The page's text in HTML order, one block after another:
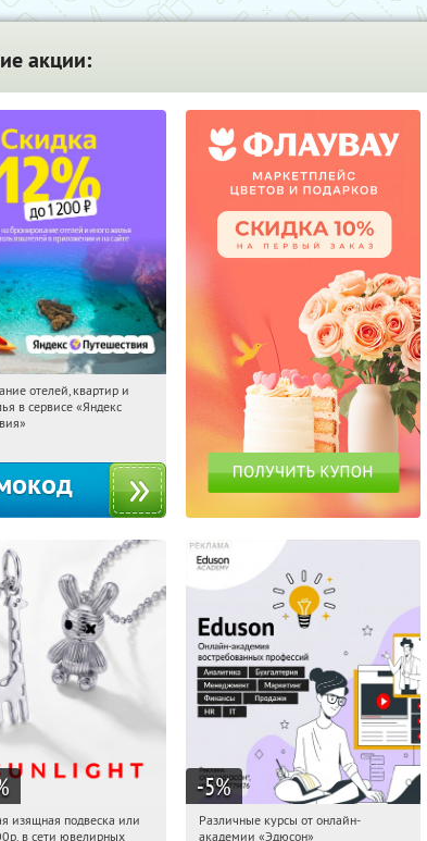
акции:
Получи первым!
отелей, квартир и
в сервисе «Яндекс
Получили:
изящная подвеска или
в сети ювелирных
-5%
11:56:47 Получили:
Различные курсы от онлайн-
академии «Эдюсон»